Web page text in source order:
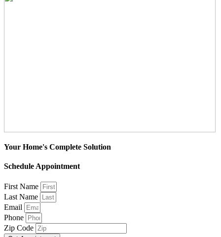
Your Home's Complete Solution
Schedule Appointment
First Name
Last Name
Email
Phone
Zip Code